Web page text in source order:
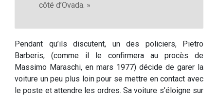
côté d’Ovada. »
Pendant qu’ils discutent, un des policiers, Pietro
Barberis, (comme il le confirmera au procès de
Massimo Maraschi, en mars 1977) décide de garer la
voiture un peu plus loin pour se mettre en contact avec
le poste et attendre les ordres. Sa voiture s’éloigne sur